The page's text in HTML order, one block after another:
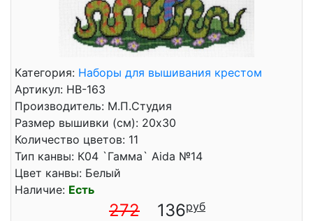
Категория: Наборы для вышивания крестом
Артикул: НВ-163
Производитель: М.П.Студия
Размер вышивки (см): 20x30
Количество цветов: 11
Тип канвы: К04 `Гамма` Aida №14
Цвет канвы: Белый
Наличие: Есть
272 136